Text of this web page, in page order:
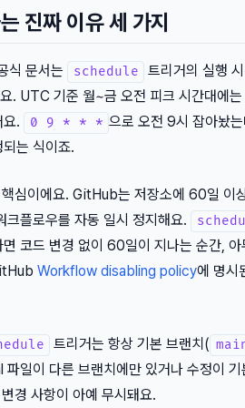
진짜 이유 세 가지
식 문서는 schedule
트리거의 실행
. UTC 기준 월~금 오전 피크 시간대에
.
0 9 * * * 으로 오전 9시 잡아놨
는 식이죠.
핵심이에요. GitHub는 저장소에 60일 이
크플로우를 자동 일시 정지해요.
코드 변경 없이 60일이 지나는 순간, 아
Workflow disabling policy에 명시
트리거는 항상 기본 브랜치(
일이 다른 브랜치에만 있거나 수정이 기
경 사항이 아예 무시돼요.